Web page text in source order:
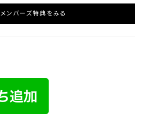
メンバーズ特典をみる